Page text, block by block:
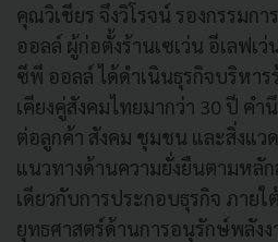
คุณวิเชียร จึงวิโรจน์ รองกรรมก
ออลล์ ผู้ก่อตั้งร้านเซเว่น อีเลฟเ
ซีพี ออลล์ ได้ดำเนินธุรกิจบริหาร
เคียงคู่สังคมไทยมากว่า 30 ปี ค
ต่อลูกค้า สังคม ชุมชน และสิ่งแว
แนวทางด้านความยั่งยืนตามหลั
เดียวกับการประกอบธุรกิจ ภายใ
ยุทธศาสตร์ด้านการอนุรักษ์พลัง